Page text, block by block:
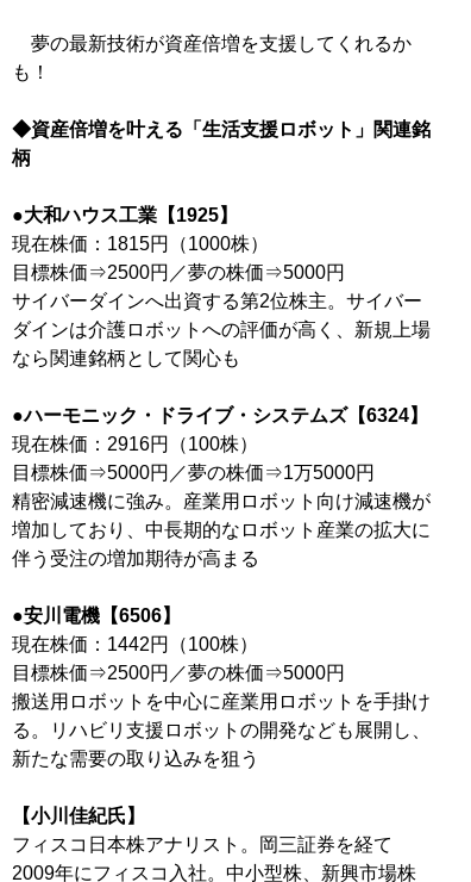
夢の最新技術が資産倍増を支援してくれるか
も！
◆資産倍増を叶える「生活支援ロボット」関連銘
柄
●大和ハウス工業【1925】
現在株価：1815円（1000株）
目標株価⇒2500円／夢の株価⇒5000円
サイバーダインへ出資する第2位株主。サイバー
ダインは介護ロボットへの評価が高く、新規上場
なら関連銘柄として関心も
●ハーモニック・ドライブ・システムズ【6324】
現在株価：2916円（100株）
目標株価⇒5000円／夢の株価⇒1万5000円
精密減速機に強み。産業用ロボット向け減速機が
増加しており、中長期的なロボット産業の拡大に
伴う受注の増加期待が高まる
●安川電機【6506】
現在株価：1442円（100株）
目標株価⇒2500円／夢の株価⇒5000円
搬送用ロボットを中心に産業用ロボットを手掛け
る。リハビリ支援ロボットの開発なども展開し、
新たな需要の取り込みを狙う
【小川佳紀氏】
フィスコ日本株アナリスト。岡三証券を経て
2009年にフィスコ入社。中小型株、新興市場株